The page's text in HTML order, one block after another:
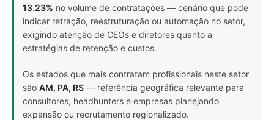
13.23% no volume de contratações — cenário que pode
indicar retração, reestruturação ou automação no setor,
exigindo atenção de CEOs e diretores quanto a
estratégias de retenção e custos.
Os estados que mais contratam profissionais neste setor
são AM, PA, RS — referência geográfica relevante para
consultores, headhunters e empresas planejando
expansão ou recrutamento regionalizado.